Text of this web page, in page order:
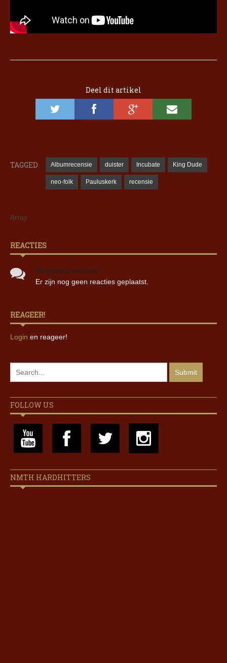
Deel dit artikel
TAGGED Albumrecensie duister Incubate King Dude
neo-folk Pauluskerk recensie
Array
REACTIES
Nog geen reacties!
Er zijn nog geen reacties geplaatst.
REAGEER!
Login en reageer!
FOLLOW US
NMTH HARDHITTERS